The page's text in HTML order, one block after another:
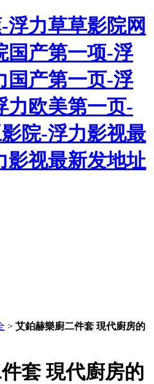
浮力草草影院网
国产第一项-浮
国产第一页-浮
力欧美第一页-
院-浮力影视最
影视最新发地址
> 艾鉑赫樂廚二件套 現代廚房的
套 現代廚房的